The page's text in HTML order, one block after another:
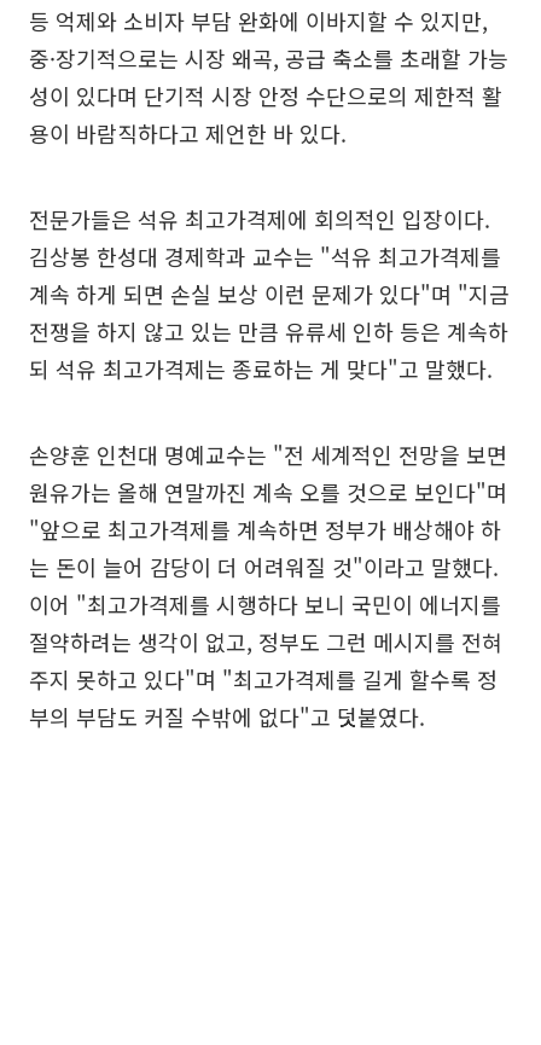
등 억제와 소비자 부담 완화에 이바지할 수 있지만,
중·장기적으로는 시장 왜곡, 공급 축소를 초래할 가능
성이 있다며 단기적 시장 안정 수단으로의 제한적 활
용이 바람직하다고 제언한 바 있다.
전문가들은 석유 최고가격제에 회의적인 입장이다.
김상봉 한성대 경제학과 교수는 "석유 최고가격제를
계속 하게 되면 손실 보상 이런 문제가 있다"며 "지금
전쟁을 하지 않고 있는 만큼 유류세 인하 등은 계속하
되 석유 최고가격제는 종료하는 게 맞다"고 말했다.
손양훈 인천대 명예교수는 "전 세계적인 전망을 보면
원유가는 올해 연말까진 계속 오를 것으로 보인다"며
"앞으로 최고가격제를 계속하면 정부가 배상해야 하
는 돈이 늘어 감당이 더 어려워질 것"이라고 말했다.
이어 "최고가격제를 시행하다 보니 국민이 에너지를
절약하려는 생각이 없고, 정부도 그런 메시지를 전혀
주지 못하고 있다"며 "최고가격제를 길게 할수록 정
부의 부담도 커질 수밖에 없다"고 덧붙였다.